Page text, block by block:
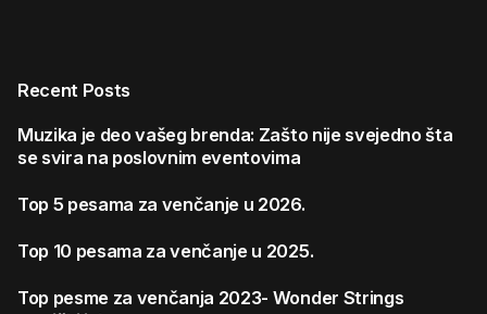
Recent Posts
Muzika je deo vašeg brenda: Zašto nije svejedno šta
se svira na poslovnim eventovima
Top 5 pesama za venčanje u 2026.
Top 10 pesama za venčanje u 2025.
Top pesme za venčanja 2023- Wonder Strings